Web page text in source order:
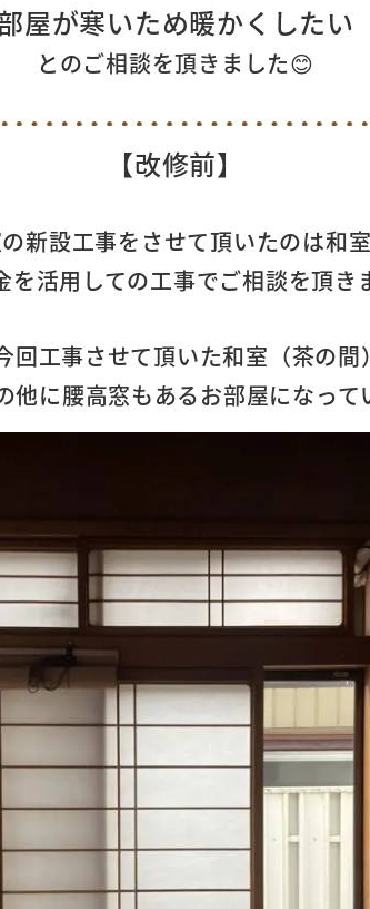
屋が寒いため暖かくしたい
とのご相談を頂きました😊
【改修前】
新設工事をさせて頂いたのは和
を活用しての工事でご相談を頂き
回工事させて頂いた和室（茶の間
他に腰高窓もあるお部屋になって